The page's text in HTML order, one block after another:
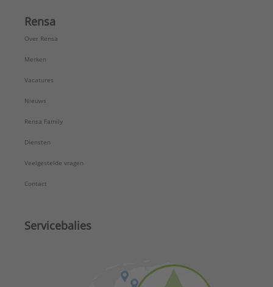
Rensa
Over Rensa
Merken
Vacatures
Nieuws
Rensa Family
Diensten
Veelgestelde vragen
Contact
Servicebalies